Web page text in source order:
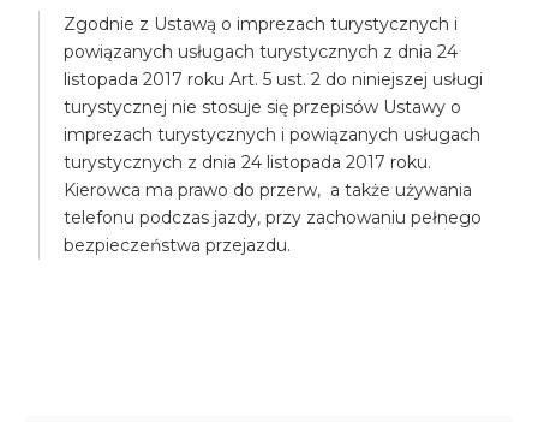
Zgodnie z Ustawą o imprezach turystycznych i
powiązanych usługach turystycznych z dnia 24
listopada 2017 roku Art. 5 ust. 2 do niniejszej usługi
turystycznej nie stosuje się przepisów Ustawy o
imprezach turystycznych i powiązanych usługach
turystycznych z dnia 24 listopada 2017 roku.
Kierowca ma prawo do przerw, a także używania
telefonu podczas jazdy, przy zachowaniu pełnego
bezpieczeństwa przejazdu.